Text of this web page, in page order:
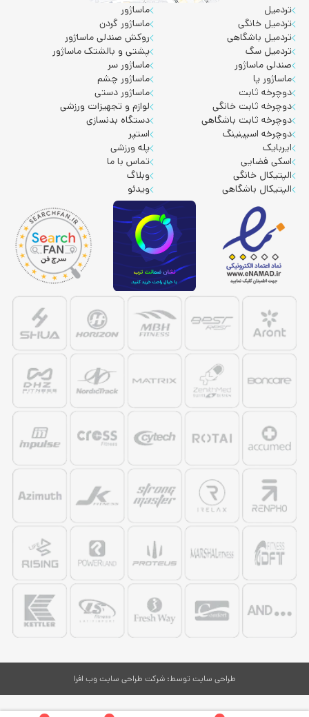
تردمیل
تردمیل خانگی
تردمیل باشگاهی
تردمیل سگ
صندلی ماساژور
ماساژور پا
دوچرخه ثابت
دوچرخه ثابت خانگی
دوچرخه ثابت باشگاهی
دوچرخه اسپینینگ
ایربایک
اسکی فضایی
الپتیکال خانگی
الپتیکال باشگاهی
ماساژور
ماساژور گردن
روکش صندلی ماساژور
پشتی و بالشتک ماساژور
ماساژور سر
ماساژور چشم
ماساژور دستی
لوازم و تجهیزات ورزشی
دستگاه بدنسازی
استپر
پله ورزشی
تماس با ما
وبلاگ
ویدئو
طراحی سایت توسط:شرکت طراحی سایت وب افرا